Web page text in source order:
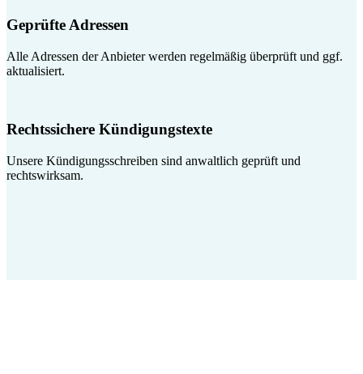
Geprüfte Adressen
Alle Adressen der Anbieter werden regelmäßig überprüft und ggf.
aktualisiert.
Rechtssichere Kündigungstexte
Unsere Kündigungsschreiben sind anwaltlich geprüft und
rechtswirksam.